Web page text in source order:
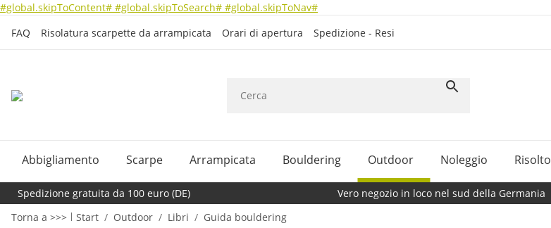
#global.skipToContent# #global.skipToSearch# #global.skipToNav#
FAQ
Risolatura scarpette da arrampicata Orari di apertura Spedizione - Resi
Abbigliamento Scarpe Arrampicata Bouldering Outdoor Noleggio Risolto
Spedizione gratuita da 100 euro (DE) Vero negozio in loco nel sud della Germania
Torna a >>>
Start Outdoor Libri Guida bouldering